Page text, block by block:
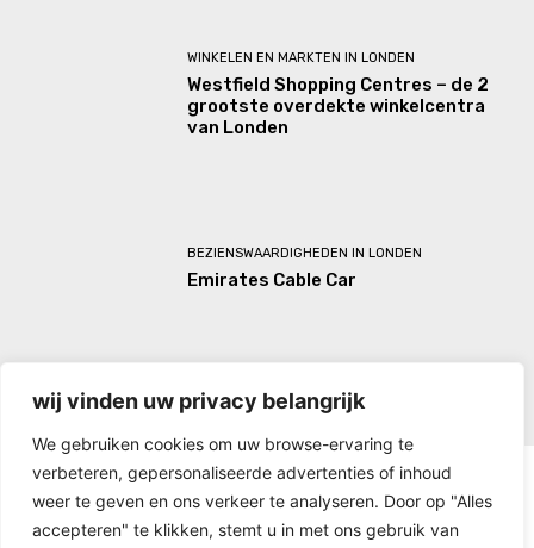
wij vinden uw privacy belangrijk
We gebruiken cookies om uw browse-ervaring te
verbeteren, gepersonaliseerde advertenties of inhoud
weer te geven en ons verkeer te analyseren. Door op "Alles
accepteren" te klikken, stemt u in met ons gebruik van
WINKELEN EN MARKTEN IN LONDEN
Westfield Shopping Centres – de 2
grootste overdekte winkelcentra
van Londen
BEZIENSWAARDIGHEDEN IN LONDEN
Emirates Cable Car